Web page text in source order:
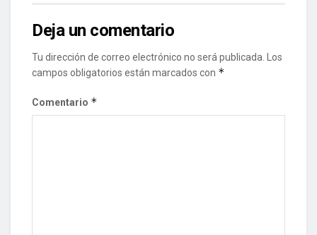
Deja un comentario
Tu dirección de correo electrónico no será publicada.
Los
campos obligatorios están marcados con *
Comentario *